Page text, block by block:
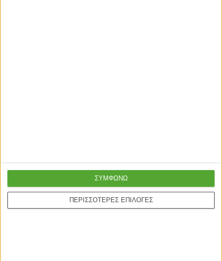
ΠΕΡΙΣΣΟΤΕΡΕΣ ΕΠΙΛΟΓΕΣ
ΣΥΜΦΩΝΩ